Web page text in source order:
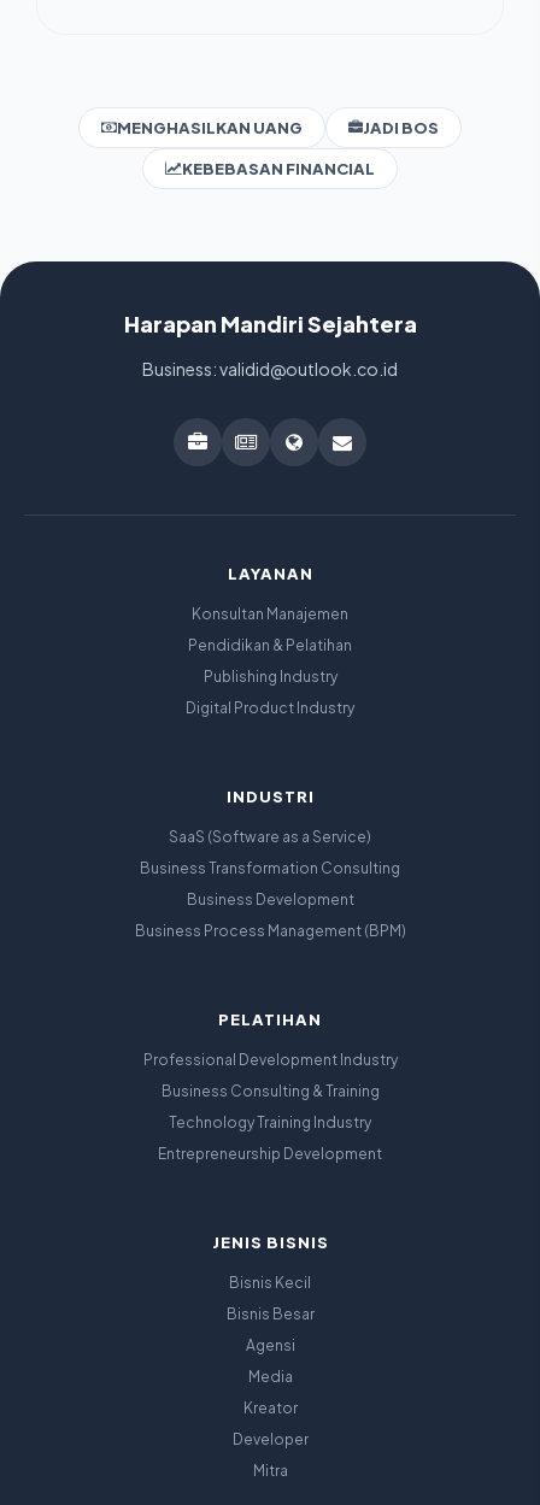
MENGHASILKAN UANG JADI BOS
KEBEBASAN FINANCIAL
Harapan Mandiri Sejahtera
Business: validid@outlook.co.id
LAYANAN
Konsultan Manajemen
Pendidikan & Pelatihan
Publishing Industry
Digital Product Industry
INDUSTRI
SaaS (Software as a Service)
Business Transformation Consulting
Business Development
Business Process Management (BPM)
PELATIHAN
Professional Development Industry
Business Consulting & Training
Technology Training Industry
Entrepreneurship Development
JENIS BISNIS
Bisnis Kecil
Bisnis Besar
Agensi
Media
Kreator
Developer
Mitra